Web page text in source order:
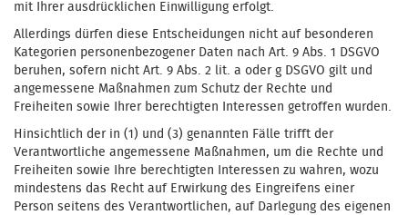
mit Ihrer ausdrücklichen Einwilligung erfolgt.
Allerdings dürfen diese Entscheidungen nicht auf besonderen
Kategorien personenbezogener Daten nach Art. 9 Abs. 1 DSGVO
beruhen, sofern nicht Art. 9 Abs. 2 lit. a oder g DSGVO gilt und
angemessene Maßnahmen zum Schutz der Rechte und
Freiheiten sowie Ihrer berechtigten Interessen getroffen wurden.
Hinsichtlich der in (1) und (3) genannten Fälle trifft der
Verantwortliche angemessene Maßnahmen, um die Rechte und
Freiheiten sowie Ihre berechtigten Interessen zu wahren, wozu
mindestens das Recht auf Erwirkung des Eingreifens einer
Person seitens des Verantwortlichen, auf Darlegung des eigenen